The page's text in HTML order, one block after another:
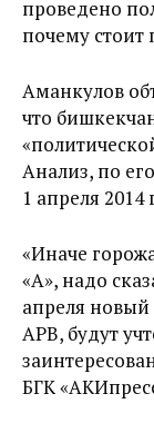
проведено
почему
Аманкулов
что
Анализ, по
1 апреля 2014
«Иначе
«А», надо
апреля
АРВ, будут
БГК